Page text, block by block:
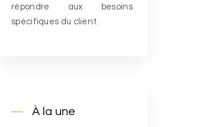
répondre aux besoins
spécifiques du client.
À la une